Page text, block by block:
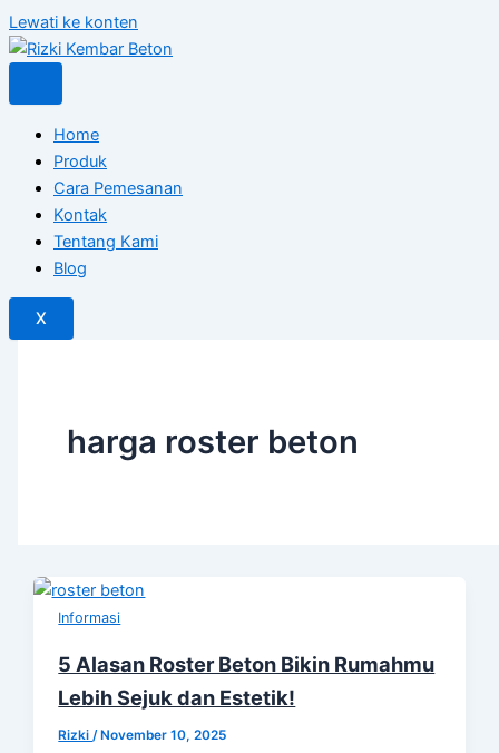
Lewati ke konten
Home
Produk
Cara Pemesanan
Kontak
Tentang Kami
Blog
X
harga roster beton
Informasi
5 Alasan Roster Beton Bikin Rumahmu
Lebih Sejuk dan Estetik!
Rizki/ November 10, 2025